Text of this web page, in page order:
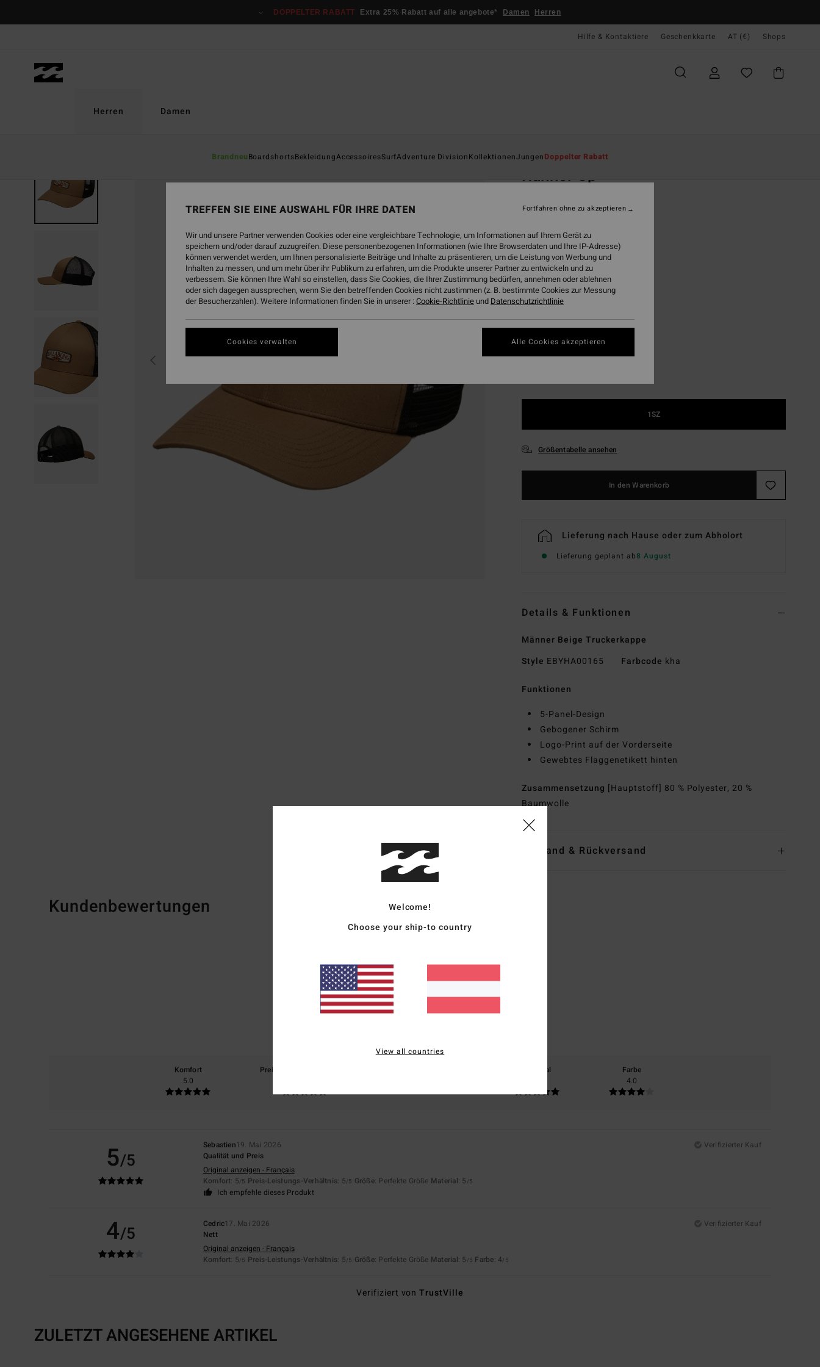
DOPPELTER RABATT Extra 25% Rabatt auf alle angebote* Damen Herren
Hilfe & Kontaktiere Geschenkkarte AT (€) Shops
Herren
BrandneuBoardshortsBekleidungAccessoiresSurfAdventure DivisionKollektionenJungenDoppelter Rabatt
Damen
Runner Up
(2 Bewertungen)
€ 29,95
47%
€ 15,73
SALE
DOPPELTER RABATT EXTRA 25%
1SZ
Größentabelle ansehen
In den Warenkorb
Lieferung nach Hause oder zum Abholort
Lieferung geplant ab8 August
Details & Funktionen
Männer Beige Truckerkappe
Style EBYHA00165 Farbcode kha
Funktionen
5-Panel-Design
Gebogener Schirm
Logo-Print auf der Vorderseite
Gewebtes Flaggenetikett hinten
Zusammensetzung [Hauptstoff] 80 % Polyester, 20 %
Baumwolle
Versand & Rückversand
Kundenbewertungen
4.5
Komfort
5.0
Preis-Leistungs-Verhältnis
Material
Farbe
4.0
5/5
Sebastien19. Mai 2026
Verifizierter Kauf
Qualität und Preis
Original anzeigen - Français
Komfort: 5/5 Preis-Leistungs-Verhältnis: 5/5 Größe: Perfekte Größe Material: 5 /5
Ich empfehle dieses Produkt
4/5 Cedric17. Mai 2026
Verifizierter Kauf
Nett
Original anzeigen - Français
Komfort: 5/5 Preis-Leistungs-Verhältnis: 5/5 Größe: Perfekte Größe Material: 5 /5 Farbe: 4/5
Verifiziert vonTrustVille
ZULETZT ANGESEHENE ARTIKEL
Welcome!
Choose your ship-to country
View all countries
TREFFEN SIE EINE AUSWAHL FÜR IHRE DATEN
Wir und unsere Partner verwenden Cookies oder eine vergleichbare Technologie, um Informationen auf Ihrem Gerät zu
speichern und/oder darauf zuzugreifen. Diese personenbezogenen Informationen (wie Ihre Browserdaten und Ihre IP-Adresse)
können verwendet werden, um Ihnen personalisierte Beiträge und Inhalte zu präsentieren, um die Leistung von Werbung und
Inhalten zu messen, und um mehr über ihr Publikum zu erfahren, um die Produkte unserer Partner zu entwickeln und zu
verbessern. Sie können Ihre Wahl so einstellen, dass Sie Cookies, die Ihrer Zustimmung bedürfen, annehmen oder ablehnen
oder sich dagegen aussprechen, wenn Sie den betreffenden Cookies nicht zustimmen (z. B. bestimmte Cookies zur Messung
der Besucherzahlen). Weitere Informationen finden Sie in unserer :Cookie-Richtlinie und Datenschutzrichtlinie
Cookies verwalten
Fortfahren ohne zu akzeptieren
Alle Cookies akzeptieren